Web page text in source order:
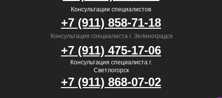
Консультация специалиста г.
Светлогорск
Консультация специалиста г. Зеленоградск
Консультации специалистов
+7 (911) 858-71-18
+7 (911) 475-17-06
+7 (911) 868-07-02